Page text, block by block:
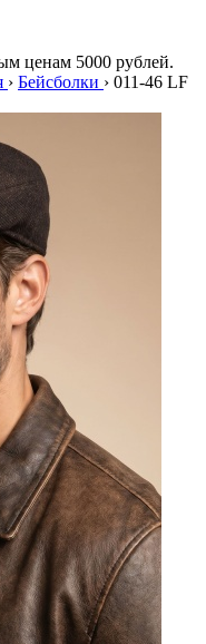
ценам 5000 рублей.
› Бейсболки › 011-46 LF